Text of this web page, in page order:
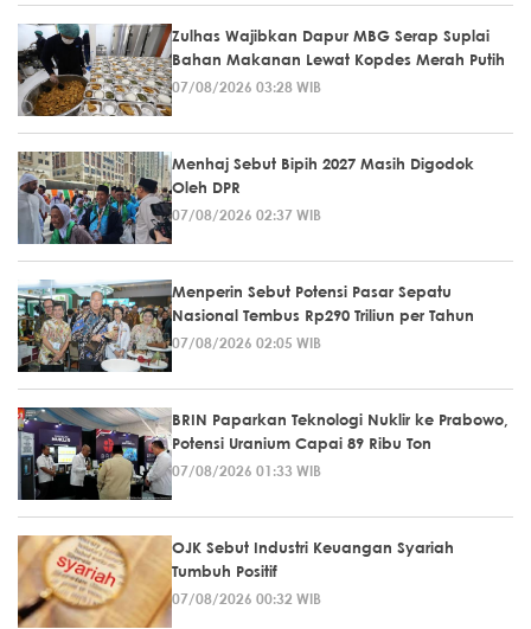
Zulhas Wajibkan Dapur MBG Serap Suplai
Bahan Makanan Lewat Kopdes Merah Putih
07/08/2026 03:28 WIB
Menhaj Sebut Bipih 2027 Masih Digodok
Oleh DPR
07/08/2026 02:37 WIB
Menperin Sebut Potensi Pasar Sepatu
Nasional Tembus Rp290 Triliun per Tahun
07/08/2026 02:05 WIB
BRIN Paparkan Teknologi Nuklir ke Prabowo,
Potensi Uranium Capai 89 Ribu Ton
07/08/2026 01:33 WIB
OJK Sebut Industri Keuangan Syariah
Tumbuh Positif
07/08/2026 00:32 WIB